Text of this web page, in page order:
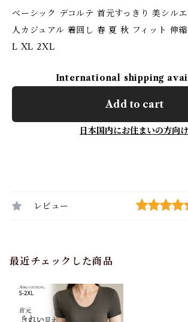
ベーシック デコルテ 首元すっきり 美シル
人カジュアル 着回し 春 夏 秋 フィット 伸
L XL 2XL
International shipping
Add to cart
日本国内にお住まいの方向け
レビュー
最近チェックした商品